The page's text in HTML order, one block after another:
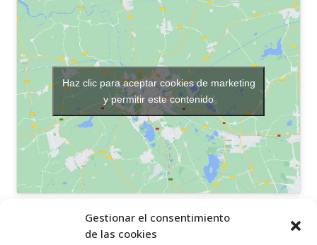
Gestionar el consentimiento
de las cookies
Haz clic para aceptar cookies de marketing
y permitir este contenido
OTROS ENLACES